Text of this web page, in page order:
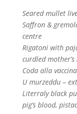
Seared mullet
Saffron &
centre
Rigatoni with
curdled
Coda alla
U murzeddu –
Literraly black
pig’s blood,